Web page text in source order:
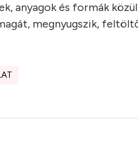
anyagok és formák
megnyugszik,